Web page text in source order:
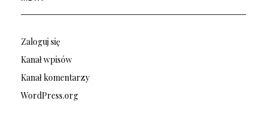
Zaloguj się
Kanał wpisów
Kanał komentarzy
WordPress.org